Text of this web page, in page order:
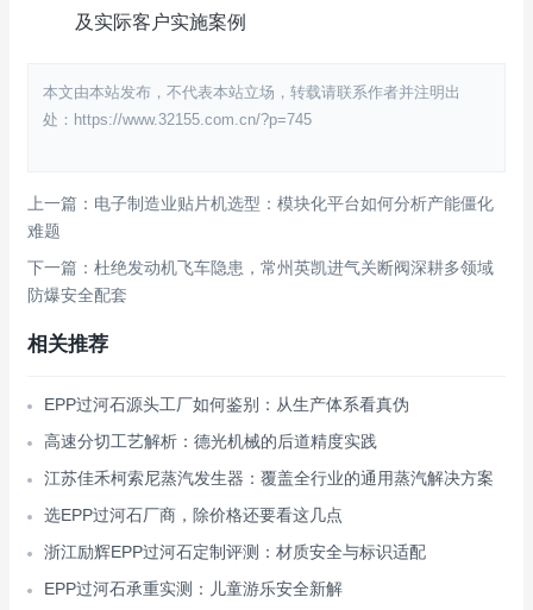
及实际客户实施案例
本文由本站发布，不代表本站立场，转载请联系作者并注明出
处：https://www.32155.com.cn/?p=745
上一篇：电子制造业贴片机选型：模块化平台如何分析产能僵化
难题
下一篇：杜绝发动机飞车隐患，常州英凯进气关断阀深耕多领域
防爆安全配套
相关推荐
EPP过河石源头工厂如何鉴别：从生产体系看真伪
高速分切工艺解析：德光机械的后道精度实践
江苏佳禾柯索尼蒸汽发生器：覆盖全行业的通用蒸汽解决方案
选EPP过河石厂商，除价格还要看这几点
浙江励辉EPP过河石定制评测：材质安全与标识适配
EPP过河石承重实测：儿童游乐安全新解